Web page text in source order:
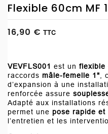
Flexible 60cm MF
16,90 € TTC
VEVFLS001 est un flexible
raccords mâle-femelle 1",
d’expansion à une
renforcée assure
Adapté aux installations
permet une pose rapide et
l’entretien et les